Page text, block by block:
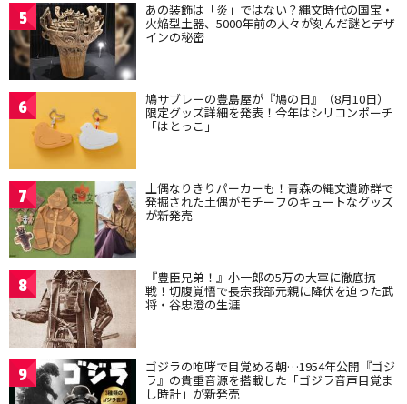
5 あの装飾は「炎」ではない？縄文時代の国宝・
火焔型土器、5000年前の人々が刻んだ謎とデザ
インの秘密
6 鳩サブレーの豊島屋が『鳩の日』（8月10日）
限定グッズ詳細を発表！今年はシリコンポーチ
「はとっこ」
7 土偶なりきりパーカーも！青森の縄文遺跡群で
発掘された土偶がモチーフのキュートなグッズ
が新発売
8 『豊臣兄弟！』小一郎の5万の大軍に徹底抗
戦！切腹覚悟で長宗我部元親に降伏を迫った武
将・谷忠澄の生涯
9 ゴジラの咆哮で目覚める朝…1954年公開『ゴジ
ラ』の貴重音源を搭載した「ゴジラ音声目覚ま
し時計」が新発売